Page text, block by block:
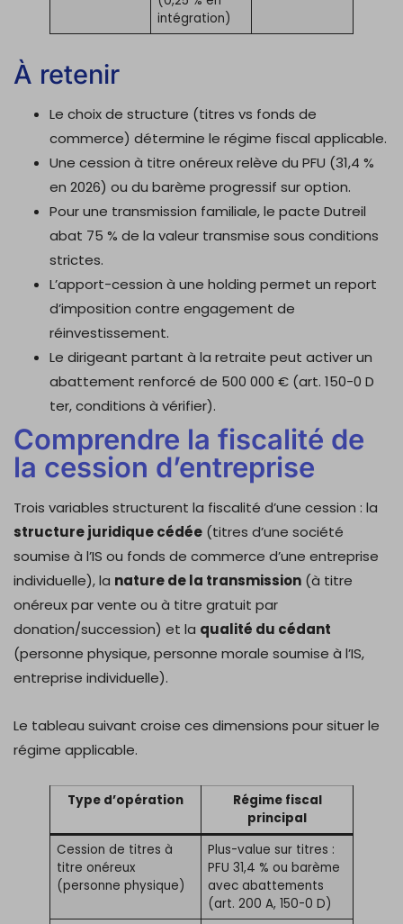
intégration)
À retenir
Le choix de structure (titres vs fonds de
commerce) détermine le régime fiscal applicable.
Une cession à titre onéreux relève du PFU (31,4 %
en 2026) ou du barème progressif sur option.
Pour une transmission familiale, le pacte Dutreil
abat 75 % de la valeur transmise sous conditions
strictes.
L’apport-cession à une holding permet un report
d’imposition contre engagement de
réinvestissement.
Le dirigeant partant à la retraite peut activer un
abattement renforcé de 500 000 € (art. 150-0 D
ter, conditions à vérifier).
Comprendre la fiscalité de
la cession d’entreprise
Trois variables structurent la fiscalité d’une cession : la
structure juridique cédée (titres d’une société
soumise à l’IS ou fonds de commerce d’une entreprise
individuelle), la nature de la transmission (à titre
onéreux par vente ou à titre gratuit par
donation/succession) et la qualité du cédant
(personne physique, personne morale soumise à l’IS,
entreprise individuelle).
Le tableau suivant croise ces dimensions pour situer le
régime applicable.
Type d’opération
Régime fiscal
principal
Cession de titres à
titre onéreux
(personne physique)
Plus-value sur titres :
PFU 31,4 % ou barème
avec abattements
(art. 200 A, 150-0 D)